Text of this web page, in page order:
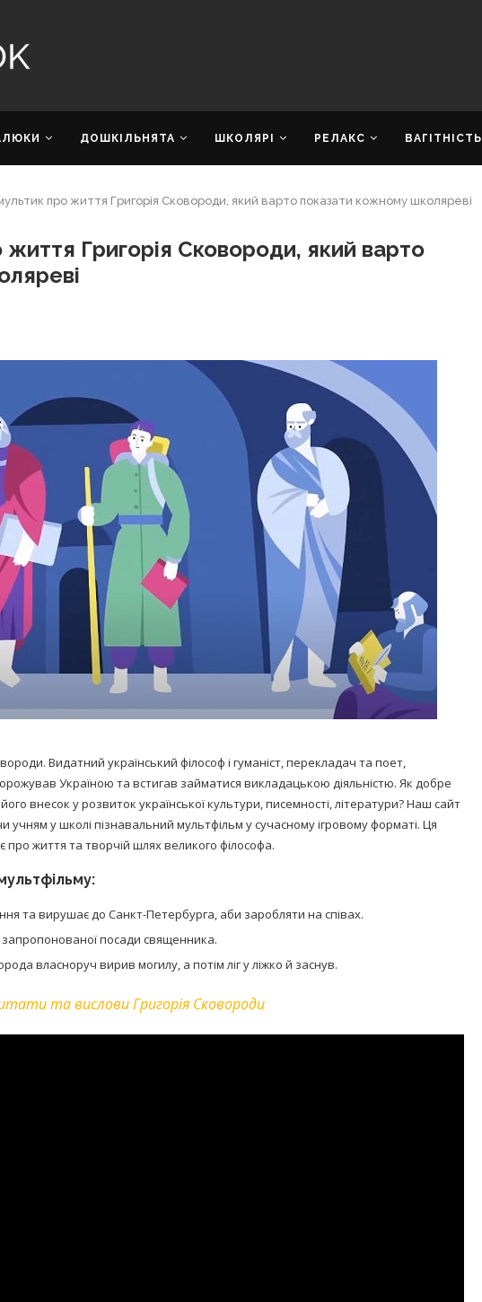
ДОШКІЛЬНЯТА ШКОЛЯРІ РЕЛАКС ВАГІТНІСТЬ
про життя Григорія Сковороди, який варто показати кожному школяреві
Григорія Сковороди, який варто
Видатний український філософ і гуманіст, перекладач та поет,
Україною та встигав займатися викладацькою діяльністю. Як добре
внесок у розвиток української культури, писемності, літератури? Наш сайт
у школі пізнавальний мультфільм у сучасному ігровому форматі. Ця
про життя та творчій шлях великого філософа.
та вирушає до Санкт-Петербурга, аби заробляти на співах.
запропонованої посади священника.
власноруч вирив могилу, а потім ліг у ліжко й заснув.
та вислови Григорія Сковороди
назвали симптоми
в дітей
Попробуйте рецепт
легендарного супа доктора
Моро, который без...
08/Січ/2021